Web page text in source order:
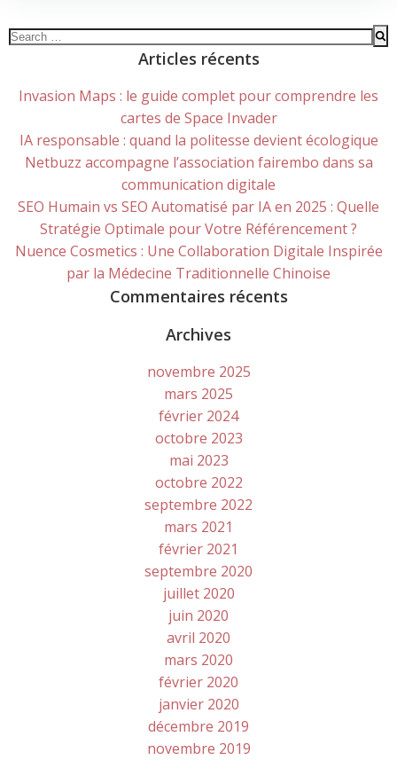
Search
Articles récents
Invasion Maps : le guide complet pour comprendre les
cartes de Space Invader
IA responsable : quand la politesse devient écologique
Netbuzz accompagne l’association fairembo dans sa
communication digitale
SEO Humain vs SEO Automatisé par IA en 2025 : Quelle
Stratégie Optimale pour Votre Référencement ?
Nuence Cosmetics : Une Collaboration Digitale Inspirée
par la Médecine Traditionnelle Chinoise
Commentaires récents
Archives
novembre 2025
mars 2025
février 2024
octobre 2023
mai 2023
octobre 2022
septembre 2022
mars 2021
février 2021
septembre 2020
juillet 2020
juin 2020
avril 2020
mars 2020
février 2020
janvier 2020
décembre 2019
novembre 2019